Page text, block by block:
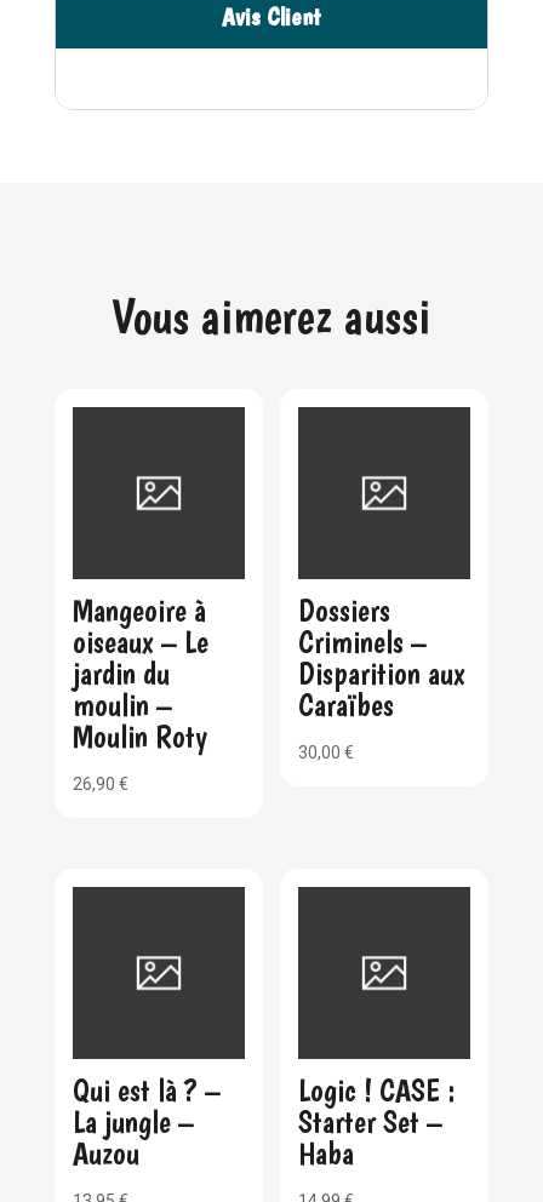
Avis Client
Vous aimerez aussi
Mangeoire à
oiseaux – Le
jardin du
moulin –
Moulin Roty
26,90 €
Dossiers
Criminels –
Disparition aux
Caraïbes
30,00€
Qui est là ? –
La jungle –
Auzou
Logic ! CASE :
Starter Set –
Haba